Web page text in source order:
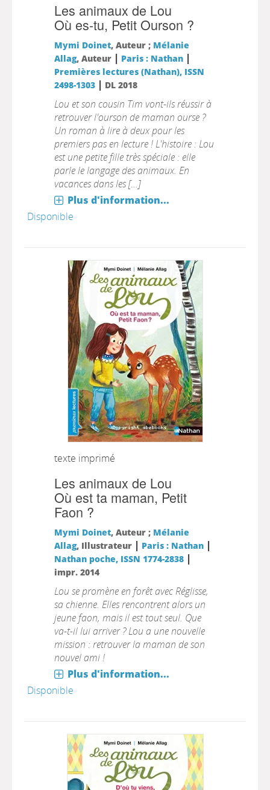
Les animaux de Lou
Où es-tu, Petit Ourson ?
Mymi Doinet, Auteur ; Mélanie
Allag, Auteur | Paris : Nathan|
Premières lectures (Nathan), ISSN
2498-1303| DL 2018
Lou et son cousin Tim vont-ils réussir à
retrouver l'ourson de maman ourse ?
Un roman à lire à deux pour les
premiers pas en lecture ! L'histoire : Lou
est une petite fille très spéciale : elle
parle le langage des animaux. En
vacances dans les [...]
Plus d'information...
Disponible
texte imprimé
Les animaux de Lou
Où est ta maman, Petit
Faon ?
Mymi Doinet, Auteur ; Mélanie
Allag, Illustrateur | Paris : Nathan|
Nathan poche, ISSN 1774-2838|
impr. 2014
Lou se promène en forêt avec Réglisse,
sa chienne. Elles rencontrent alors un
jeune faon, mais il est tout seul. Que
va-t-il lui arriver ? Lou a une nouvelle
mission : retrouver la maman de son
nouvel ami !
Plus d'information...
Disponible